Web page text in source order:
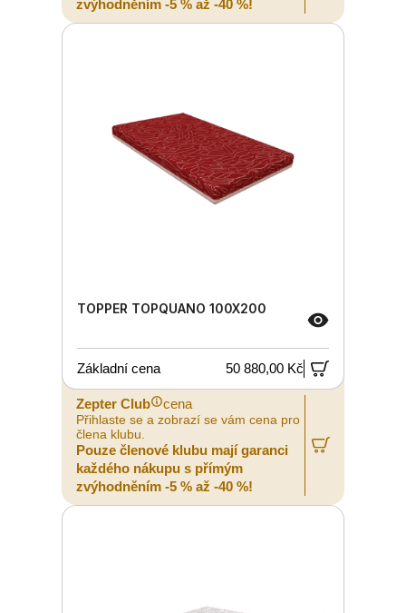
zvýhodněním -5 % až -40 %!
TOPPER TOPQUANO 100X200
Základní cena 50 880,00 Kč
Zepter Club cena
Přihlaste se a zobrazí se vám cena pro
člena klubu.
Pouze členové klubu mají garanci
každého nákupu s přímým
zvýhodněním -5 % až -40 %!